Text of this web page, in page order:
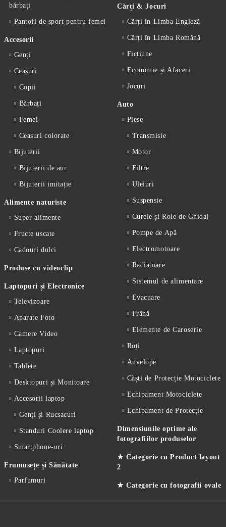
bărbați
Pantofi de sport pentru femei
Accesorii
Genți
Ceasuri
Copii
Bărbați
Femei
Ceasuri colorate
Bijuterii
Bijuterii de aur
Bijuterii imitație
Alimente naturiste
Super alimente
Fructe uscate
Cadouri dulci
Produse cu videoclip
Laptopuri și Electronice
Televizoare
Aparate Foto
Camere Video
Laptopuri
Tablete
Desktopuri și Monitoare
Accesorii laptop
Genți și Rucsacuri
Standuri Coolere laptop
Smartphone-uri
Frumusețe și Sănătate
Parfumuri
Cărți & Jocuri
Cărți in Limba Engleză
Cărți în Limba Romănă
Ficțiune
Economie și Afaceri
Jocuri
Auto
Piese
Transmisie
Motor
Filtre
Uleiuri
Suspensie
Curele și Role de Ghidaj
Pompe de Apă
Electromotoare
Radiatoare
Sistemul de alimentare
Evacuare
Frână
Elemente de Caroserie
Roți
Anvelope
Căști de Protecție Motociclete
Echipament Motociclete
Echipament de Protecție
Dimensiunile optime ale
fotografiilor produselor
★ Categorie cu Product layout
2
★ Categorie cu fotografii ovale